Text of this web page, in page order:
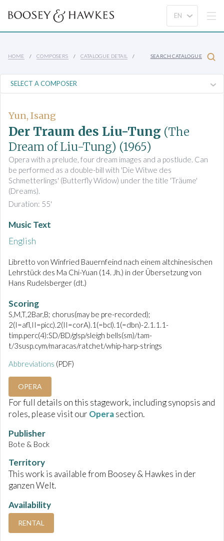
HOME COMPOSERS CATALOGUE DETAIL SEARCH CATALOGUE
Yun, Isang
Der Traum des Liu-Tung (The
Dream of Liu-Tung) (1965)
Opera with a prelude, four dream images and a postlude. Can
be performed as a double-bill with 'Die Witwe des
Schmetterlings' (Butterfly Widow) under the title 'Träume'
(Dreams).
Duration: 55'
Music Text
English
Libretto von Winfried Bauernfeind nach einem altchinesischen
Lehrstück des Ma Chi-Yuan (14. Jh.) in der Übersetzung von
Hans Rudelsberger (dt.)
Scoring
S,M,T,2Bar,B; chorus(may be pre-recorded);
2(I=afl,II=picc).2(II=corA).1(=bcl).1(=dbn)-2.1.1.1-
timp.perc(4):SD/BD/glsp/sleigh bells(sm)/tam-
t/3susp.cym/maracas/ratchet/whip-harp-strings
Abbreviations (PDF)
OPERA
For full details on this stagework, including synopsis and
roles, please visit our Operasection.
Publisher
Bote & Bock
Territory
This work is available from Boosey & Hawkes in der
ganzen Welt.
Availability
RENTAL